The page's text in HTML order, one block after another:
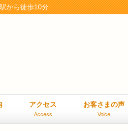
から徒歩10分
アクセス
Access
お客さまの声
Voice